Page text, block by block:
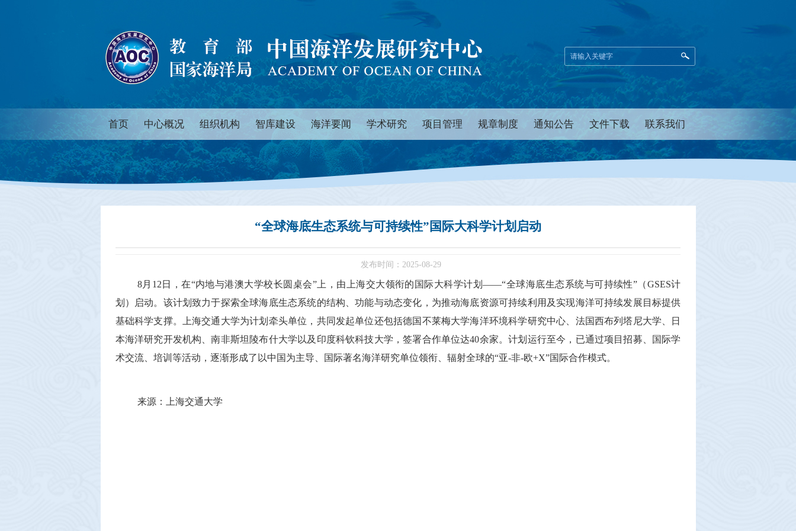
首页 中心概况 组织机构 智库建设 海洋要闻 学术研究 项目管理 规章制度 通知公告 文件下载 联系我们
“全球海底生态系统与可持续性”国际大科学计划启动
发布时间：2025-08-29
8月 12 日，在“内地与港澳大学校长圆桌会”上，由上海交大领衔的国际大科学计划——“全球海底生态系统与可持续性”（GSES计
划）启动。该计划致力于探索全球海底生态系统的结构、功能与动态变化，为推动海底资源可持续利用及实现海洋可持续发展目标提供
基础科学支撑。上海交通大学为计划牵头单位，共同发起单位还包括德国不莱梅大学海洋环境科学研究中心、法国西布列塔尼大学、日
本海洋研究开发机构、南非斯坦陵布什大学以及印度科钦科技大学，签署合作单位达40余家。计划运行至今，已通过项目招募、国际学
术交流、培训等活动，逐渐形成了以中国为主导、国际著名海洋研究单位领衔、辐射全球的“亚-非-欧+X”国际合作模式。
来源：上海交通大学